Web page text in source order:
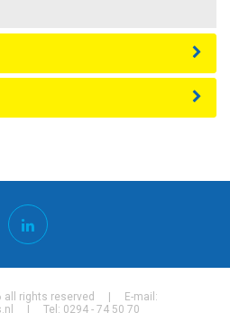
all rights reserved | E-mail:
| Tel: 0294 - 74 50 70